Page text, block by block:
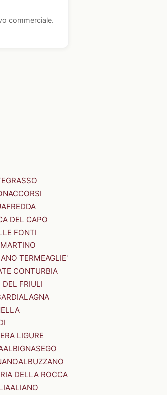
commerciale.
DEL CAPO
FONTI
TERMEAGLIE'
CONTURBIA
DEL FRIULI
ALAGNA
LIGURE
ALBIGNASEGO
ALBUZZANO
DELLA ROCCA
ALIANO